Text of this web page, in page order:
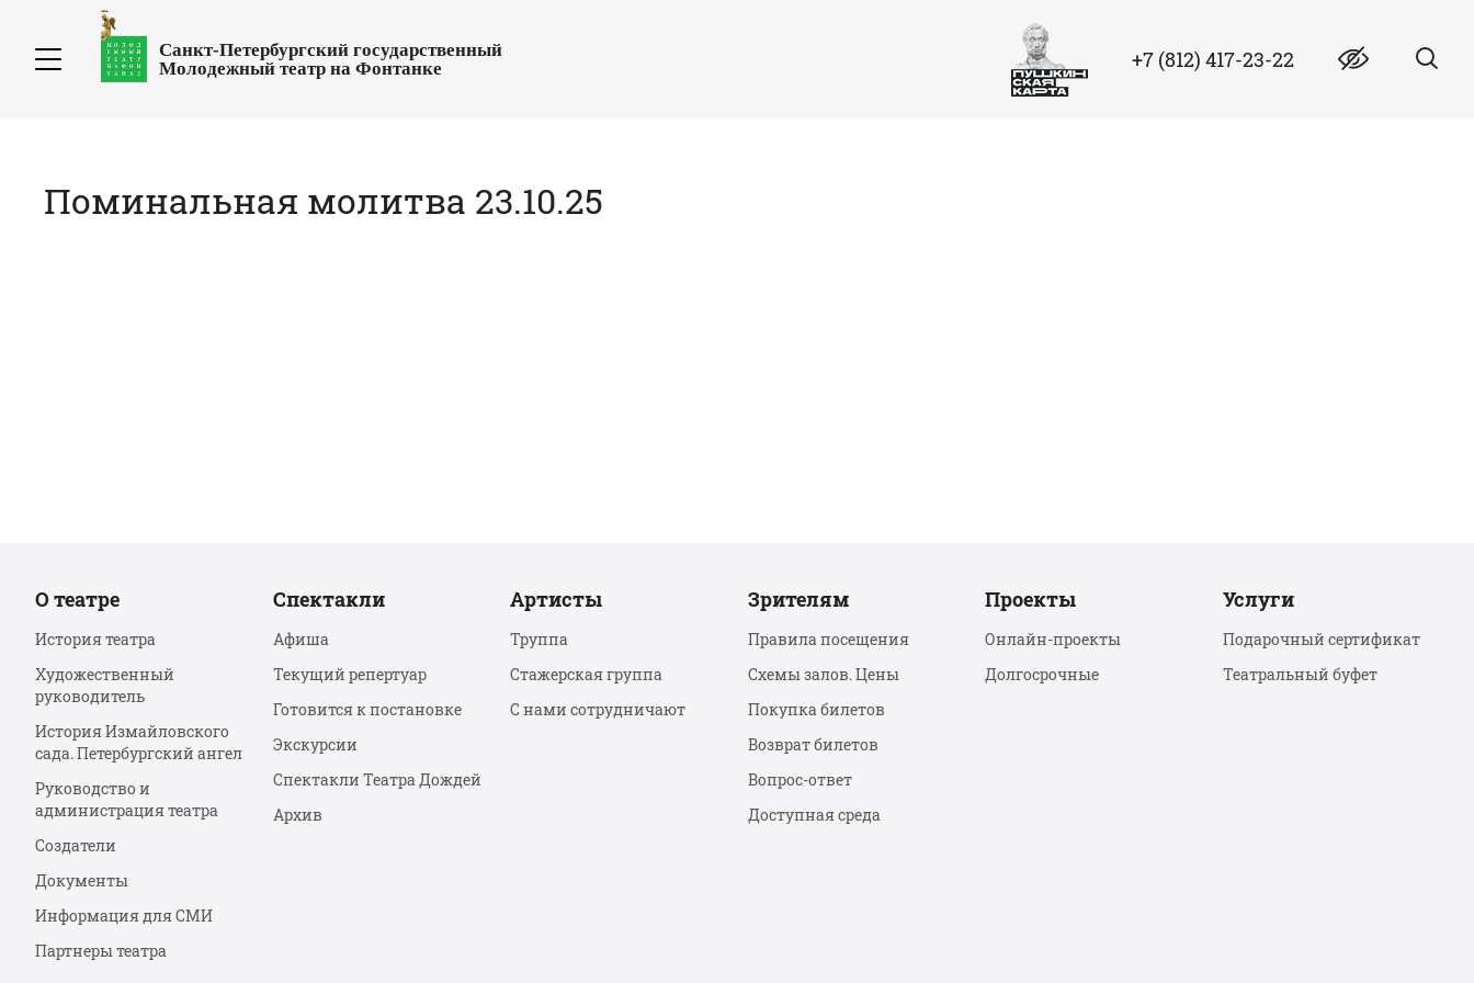
Санкт-Петербургский государственный
Молодежный театр на Фонтанке
+7 (812) 417-23-22
Поминальная молитва 23.10.25
О театре
История театра
Художественный
руководитель
История Измайловского
сада. Петербургский ангел
Руководство и
администрация театра
Создатели
Документы
Информация для СМИ
Партнеры театра
Спектакли
Афиша
Текущий репертуар
Готовится к постановке
Экскурсии
Спектакли Театра Дождей
Архив
Артисты
Труппа
Стажерская группа
С нами сотрудничают
Зрителям
Правила посещения
Схемы залов. Цены
Покупка билетов
Возврат билетов
Вопрос-ответ
Доступная среда
Проекты
Онлайн-проекты
Долгосрочные
Услуги
Подарочный сертификат
Театральный буфет